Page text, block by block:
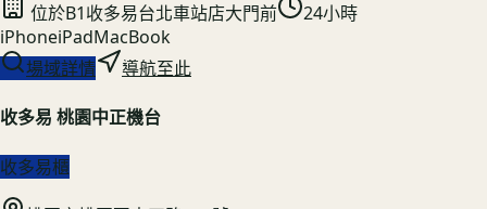
位於B1收多易台北車站店大門前
24小時
iPhoneiPadMacBook
場域詳情
導航至此
收多易 桃園中正機台
收多易櫃